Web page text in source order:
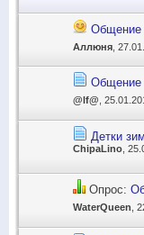
Общение
Аллюня ,
Общение
@lf@ ,
Детки
ChipaLino ,
Опрос:
WaterQueen ,